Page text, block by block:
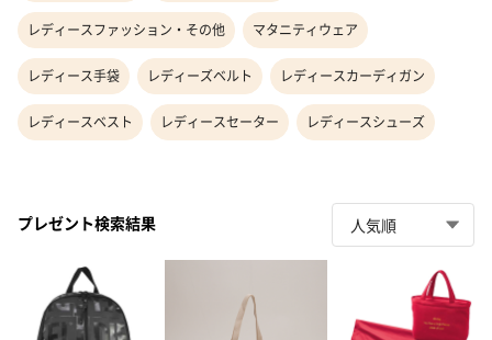
レディースファッション・その他 マタニティウェア
レディース手袋 レディーズベルト レディースカーディガン
レディースベスト レディースセーター レディースシューズ
プレゼント検索結果